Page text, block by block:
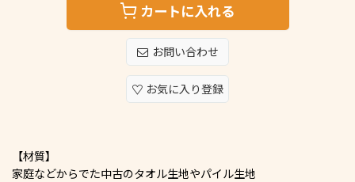
カートに入れる
お問い合わせ
お気に入り登録
【材質】
家庭などからでた中古のタオル生地やパイル生地